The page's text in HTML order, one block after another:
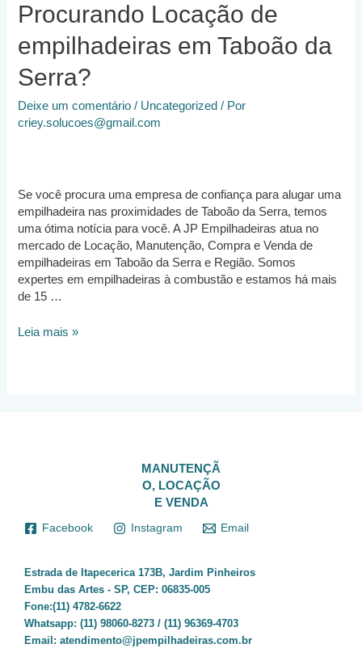
Procurando Locação de
empilhadeiras em Taboão da
Serra?
Deixe um comentário / Uncategorized / Por
criey.solucoes@gmail.com
Se você procura uma empresa de confiança para alugar uma
empilhadeira nas proximidades de Taboão da Serra, temos
uma ótima notícia para você. A JP Empilhadeiras atua no
mercado de Locação, Manutenção, Compra e Venda de
empilhadeiras em Taboão da Serra e Região. Somos
expertes em empilhadeiras à combustão e estamos há mais
de 15 …
Procurando
Leia mais »
MANUTENÇÃ
O, LOCAÇÃO
E VENDA
Facebook Instagram Email
Estrada de Itapecerica 173B, Jardim Pinheiros
Embu das Artes - SP, CEP: 06835-005
Fone:(11) 4782-6622
Whatsapp: (11) 98060-8273 / (11) 96369-4703
Email: atendimento@jpempilhadeiras.com.br